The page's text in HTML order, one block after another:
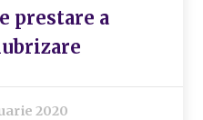
prestare a
2020